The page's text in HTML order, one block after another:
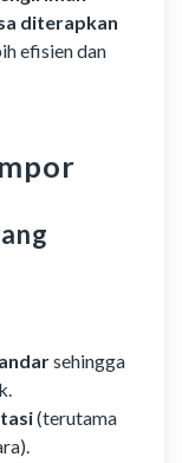
diterapkan
efisien dan
sehingga
(terutama